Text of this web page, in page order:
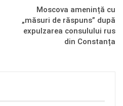
Moscova amenință cu
„măsuri de răspuns” după
expulzarea consulului rus
din Constanța